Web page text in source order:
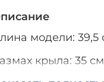
модели: 39,5
крыла: 35